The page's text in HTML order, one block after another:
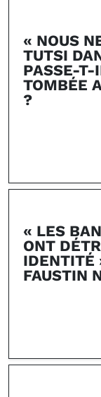
« NOUS
TUTSI
PASSE-T-
TOMBÉE
?
« LES
ONT
IDENTITÉ
FAUSTIN